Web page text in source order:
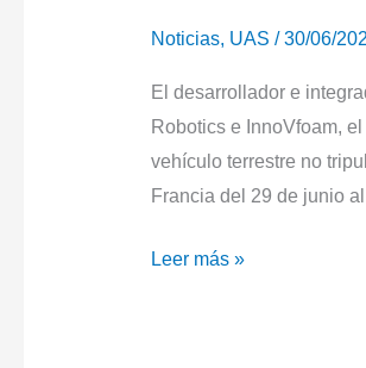
Noticias, UAS /30/06/
El desarrollador e
Robotics e InnoVfoam,
vehículo terrestre no
Francia del 29 de junio
Milrem
Leer más »